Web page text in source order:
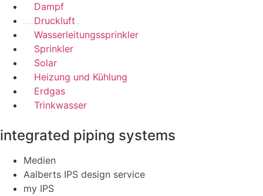
Dampf
Druckluft
Wasserleitungssprinkler
Sprinkler
Solar
Heizung und Kühlung
Erdgas
Trinkwasser
integrated piping systems
Medien
Aalberts IPS design service
my IPS